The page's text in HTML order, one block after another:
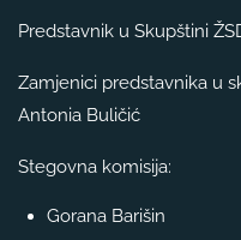
Predstavnik u Skupštini
Zamjenici predstavnika u
Antonia Buličić
Stegovna komisija:
Gorana Barišin